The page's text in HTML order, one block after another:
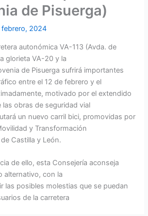
de Pisuerga)
febrero, 2024
autonómica VA-113 (Avda. de
glorieta VA-20 y la
de Pisuerga sufrirá importantes
entre el 12 de febrero y el
motivado por el extendido
las obras de seguridad vial
un nuevo carril bici, promovidas por
y Transformación
Castilla y León.
de ello, esta Consejería aconseja
alternativo, con la
las posibles molestias que se puedan
de la carretera